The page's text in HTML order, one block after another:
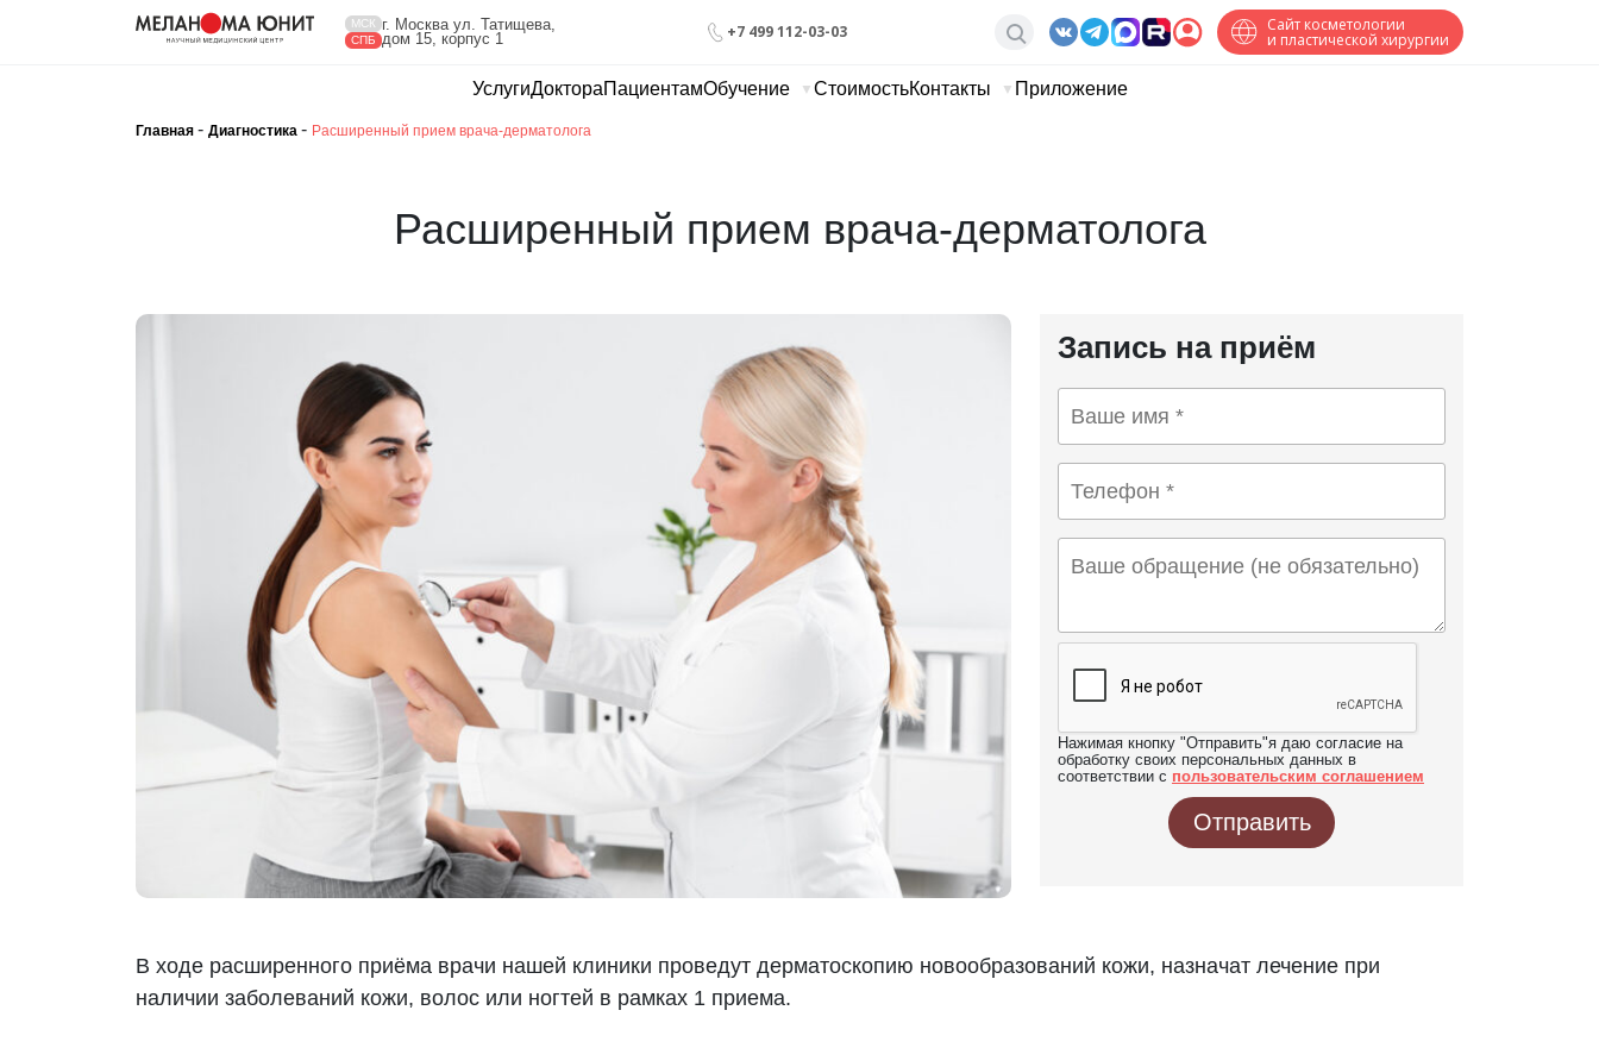
МСК
СПБ
г. Москва ул. Татищева,
дом 15, корпус 1
+7 499 112-03-03 Сайт косметологии
и пластической хирургии
УслугиДоктораПациентамОбучение СтоимостьКонтакты Приложение
Главная - Диагностика - Расширенный прием врача-дерматолога
Расширенный прием врача-дерматолога
Запись на приём
Нажимая кнопку "Отправить"я даю согласие на
обработку своих персональных данных в
соответствии с пользовательским соглашением
Отправить
В ходе расширенного приёма врачи нашей клиники проведут дерматоскопию новообразований кожи, назначат лечение при
наличии заболеваний кожи, волос или ногтей в рамках 1 приема.